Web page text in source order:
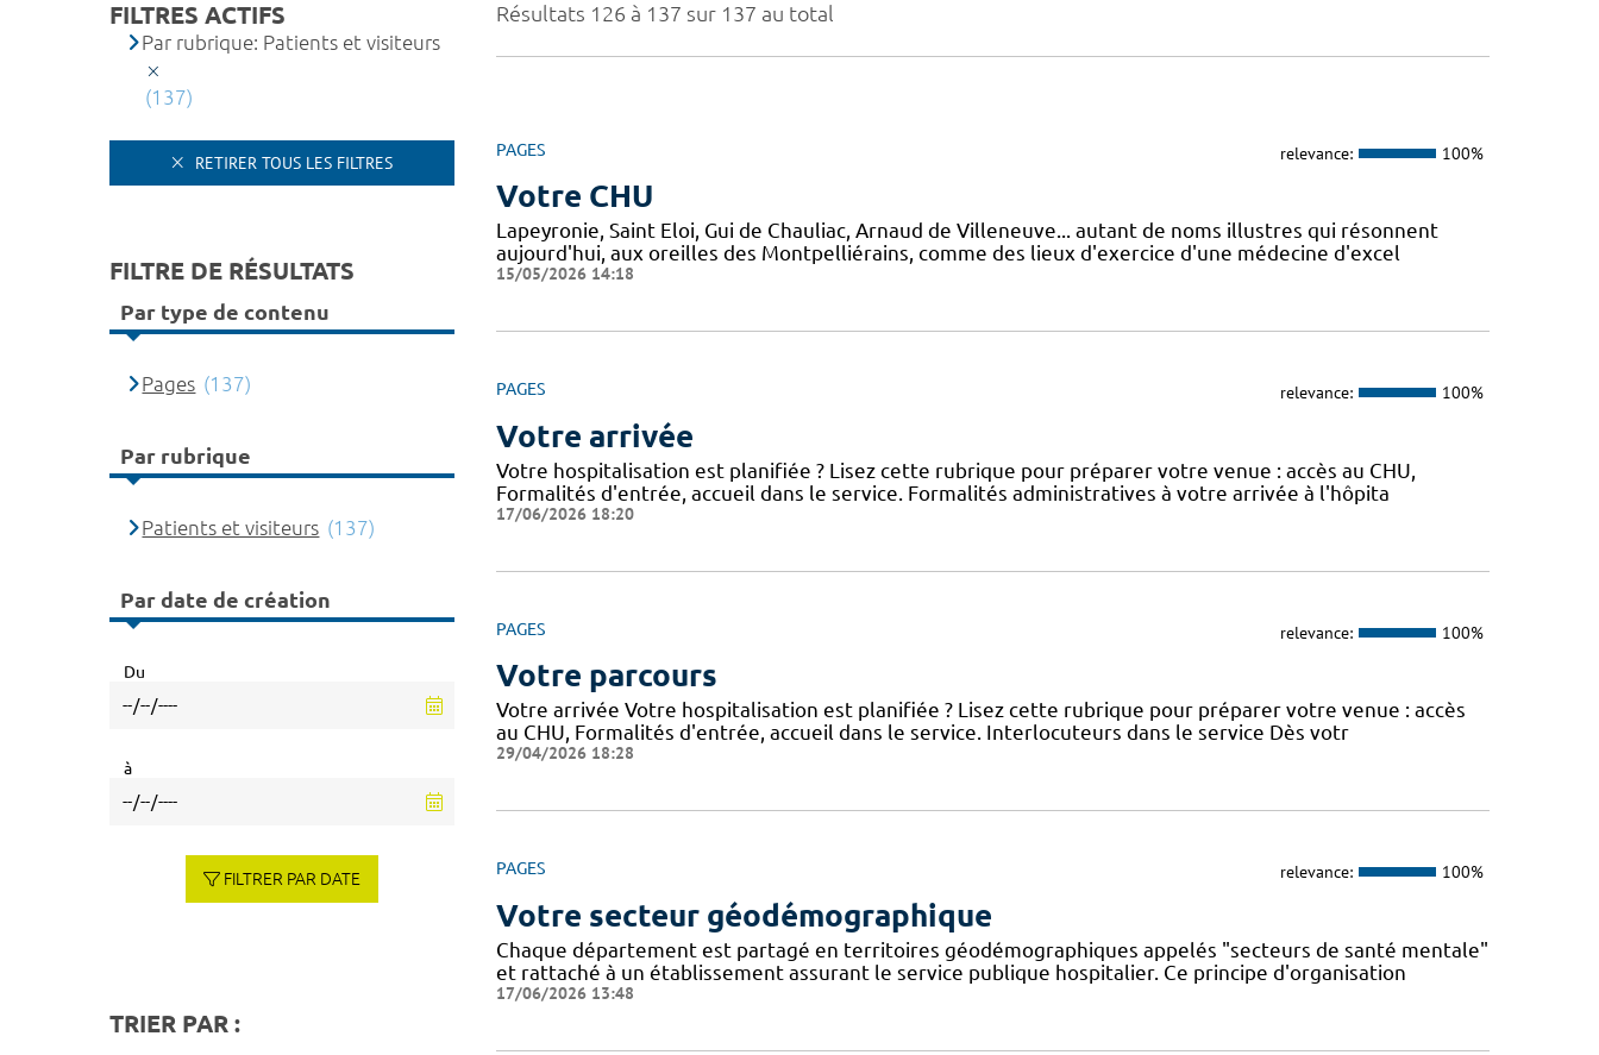
Résultats 126 à 137 sur 137 au total
PAGES relevance: 100%
Votre CHU
Lapeyronie, Saint Eloi, Gui de Chauliac, Arnaud de Villeneuve... autant de noms illustres qui résonnent
aujourd'hui, aux oreilles des Montpelliérains, comme des lieux d'exercice d'une médecine d'excel
15/05/2026 14:18
PAGES relevance: 100%
Votre arrivée
Votre hospitalisation est planifiée ? Lisez cette rubrique pour préparer votre venue : accès au CHU,
Formalités d'entrée, accueil dans le service. Formalités administratives à votre arrivée à l'hôpita
17/06/2026 18:20
PAGES relevance: 100%
Votre parcours
Votre arrivée Votre hospitalisation est planifiée ? Lisez cette rubrique pour préparer votre venue : accès
au CHU, Formalités d'entrée, accueil dans le service. Interlocuteurs dans le service Dès votr
29/04/2026 18:28
PAGES relevance: 100%
Votre secteur géodémographique
Chaque département est partagé en territoires géodémographiques appelés "secteurs de santé mentale"
et rattaché à un établissement assurant le service publique hospitalier. Ce principe d'organisation
17/06/2026 13:48
FILTRES ACTIFS
Par rubrique: Patients et visiteurs
(137)
RETIRER TOUS LES FILTRES
FILTRE DE RÉSULTATS
Par type de contenu
Pages (137)
Par rubrique
Patients et visiteurs (137)
Par date de création
Du
à
FILTRER PAR DATE
TRIER PAR :